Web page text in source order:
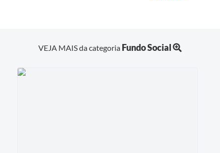
VEJA MAIS da categoria Fundo Social